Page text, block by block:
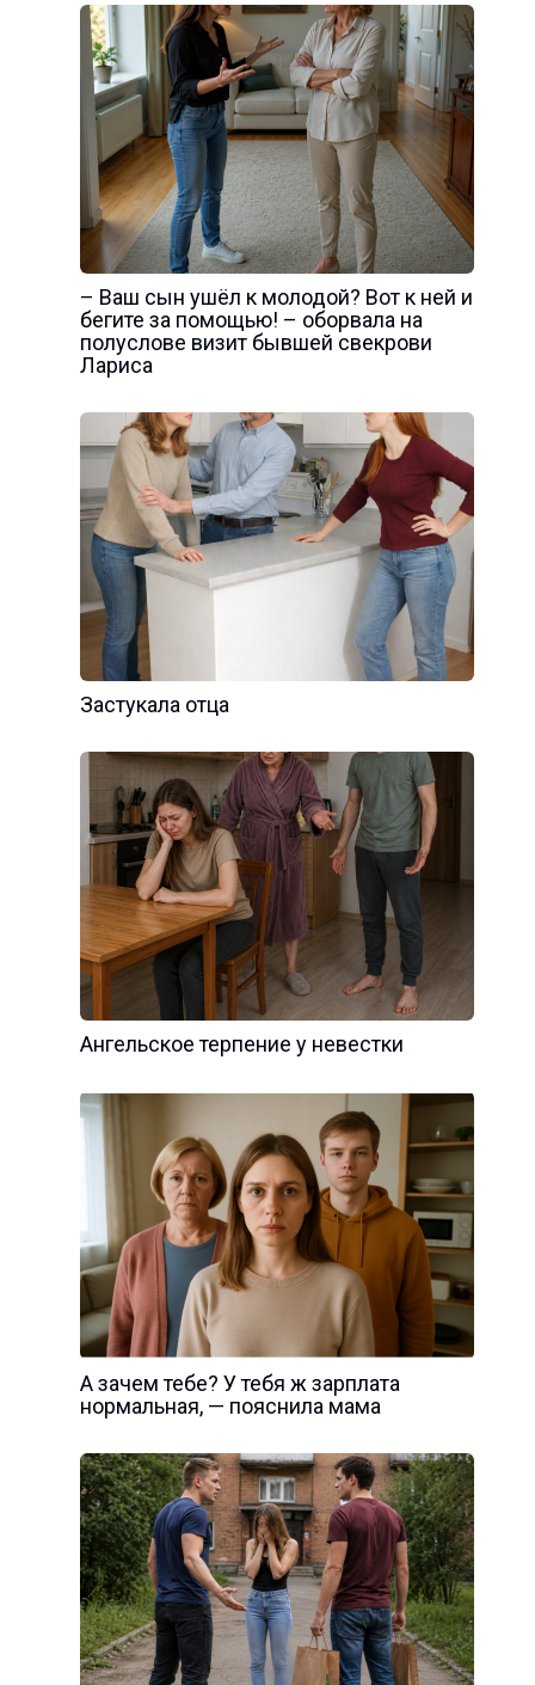
– Ваш сын ушёл к молодой? Вот к ней и
бегите за помощью! – оборвала на
полуслове визит бывшей свекрови
Лариса
Застукала отца
Ангельское терпение у невестки
А зачем тебе? У тебя ж зарплата
нормальная, — пояснила мама